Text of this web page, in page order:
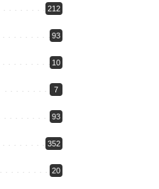
212
93
10
7
93
352
20